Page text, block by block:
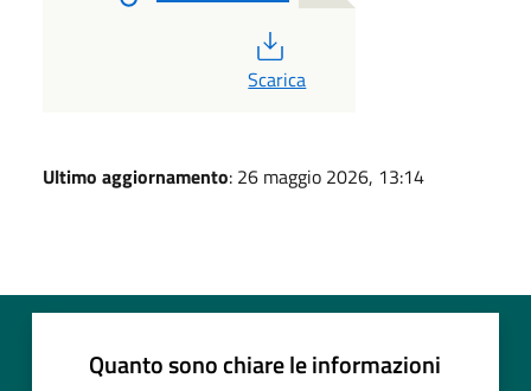
PDF
Scarica
Ultimo aggiornamento: 26 maggio 2026, 13:14
Quanto sono chiare le informazioni